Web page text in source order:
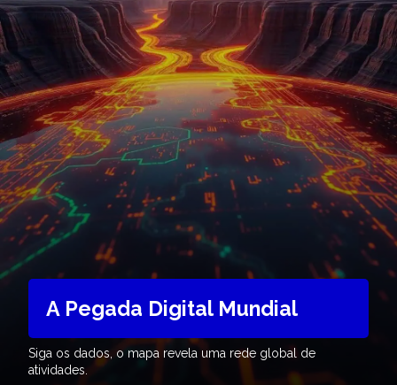
A Pegada Digital Mundial
Siga os dados, o mapa revela uma rede global de
atividades.